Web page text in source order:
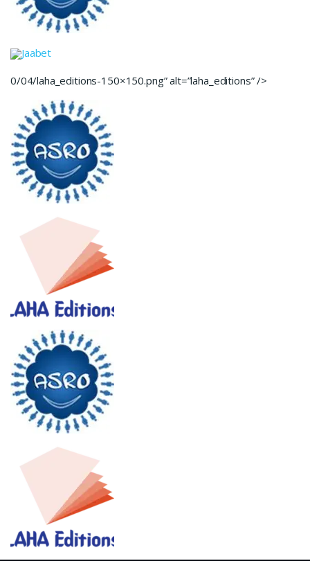
Jaabet
0/04/laha_editions-150×150.png” alt=”laha_editions” />